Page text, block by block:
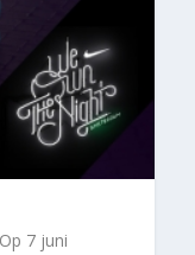
7 juni